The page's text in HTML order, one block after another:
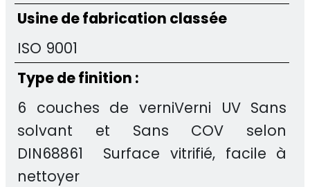
Usine de fabrication classée
ISO 9001
Type de finition :
6 couches de verniVerni UV Sans
solvant et Sans COV selon
DIN68861 Surface vitrifié, facile à
nettoyer